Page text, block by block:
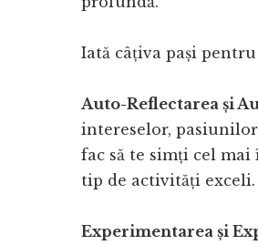
Iată câțiva pași
Auto-Reflectarea și
intereselor,
fac să te simți cel
tip de activități exceli.
Experimentarea și